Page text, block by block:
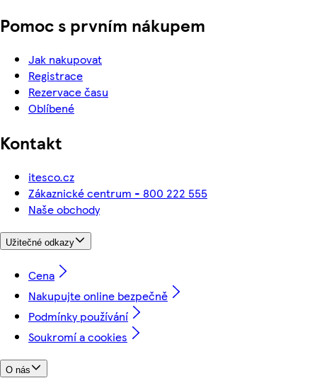
Pomoc s prvním nákupem
Jak nakupovat
Registrace
Rezervace času
Oblíbené
Kontakt
itesco.cz
Zákaznické centrum - 800 222 555
Naše obchody
Užitečné odkazy
Cena
Nakupujte online bezpečně
Podmínky používání
Soukromí a cookies
O nás